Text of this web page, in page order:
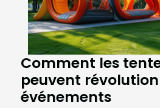
Comment les
peuvent
événements